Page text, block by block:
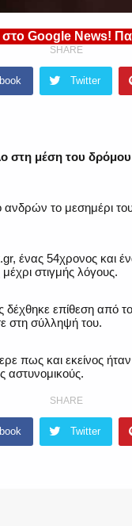
στο Google News!
SHARE
Twitter
στη μέση του
το μεσημέρι
ένας 54χρονος και
στιγμής λόγους.
επίθεση από
στη σύλληψή του.
πως και εκείνος
αστυνομικούς.
SHARE
Twitter